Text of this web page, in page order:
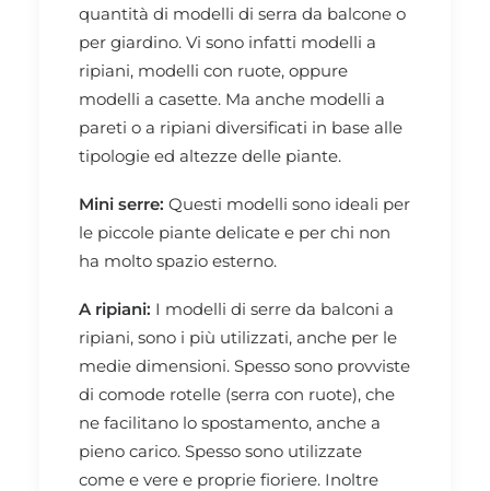
quantità di modelli di serra da balcone o
per giardino. Vi sono infatti modelli a
ripiani, modelli con ruote, oppure
modelli a casette. Ma anche modelli a
pareti o a ripiani diversificati in base alle
tipologie ed altezze delle piante.
Mini serre: Questi modelli sono ideali per
le piccole piante delicate e per chi non
ha molto spazio esterno.
A ripiani: I modelli di serre da balconi a
ripiani, sono i più utilizzati, anche per le
medie dimensioni. Spesso sono provviste
di comode rotelle (serra con ruote), che
ne facilitano lo spostamento, anche a
pieno carico. Spesso sono utilizzate
come e vere e proprie fioriere. Inoltre